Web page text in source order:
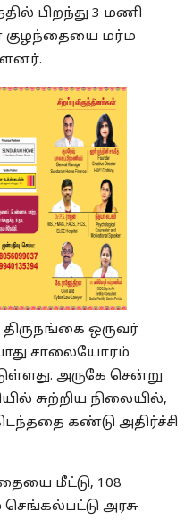
பிறந்து 3 மணி
மர்ம
ஒருவர்
சாலையோரம்
அருகே சென்று
சுற்றிய நிலையில்,
கண்டு அதிர்ச்சி
மீட்டு, 108
அரசு